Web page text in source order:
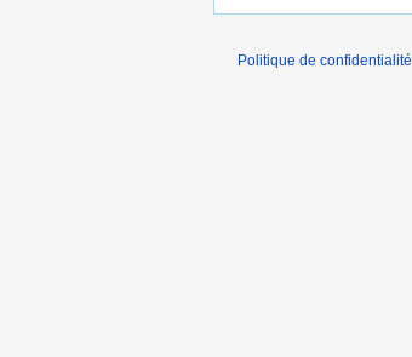
Politique de confidentialité